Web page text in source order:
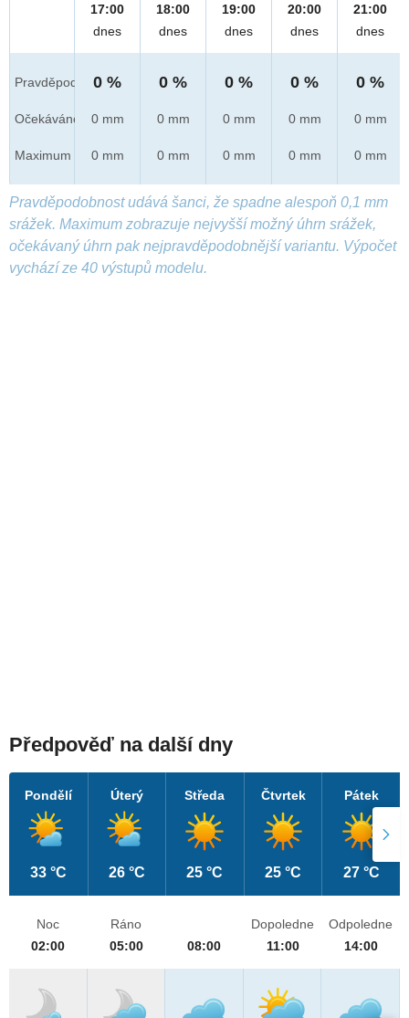
Pravděpod.
Očekáváno
Maximum
17:00
dnes
0 %
0 mm
0 mm
18:00
dnes
0 %
0 mm
0 mm
19:00
dnes
0 %
0 mm
0 mm
20:00
dnes
0 %
0 mm
0 mm
21:00
dnes
0 %
0 mm
0 mm
Pravděpodobnost udává šanci, že spadne alespoň 0,1 mm
srážek. Maximum zobrazuje nejvyšší možný úhrn srážek,
očekávaný úhrn pak nejpravděpodobnější variantu. Výpočet
vychází ze 40 výstupů modelu.
Předpověď na další dny
Pondělí
33 °C
Úterý
26 °C
Středa
25 °C
Čtvrtek
25 °C
Pátek
27 °C
Noc
02:00
Ráno
05:00
08:00
Dopoledne
11:00
Odpoledne
14:00